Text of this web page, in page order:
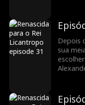
tarde
Depois
sua